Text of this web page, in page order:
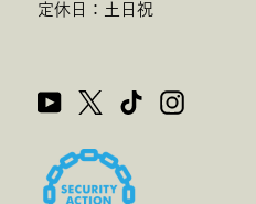
定休日：土日祝